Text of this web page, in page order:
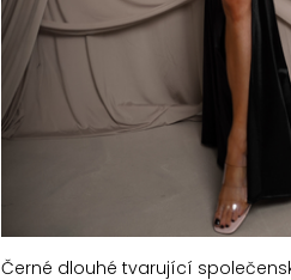
Černé dlouhé tvarující